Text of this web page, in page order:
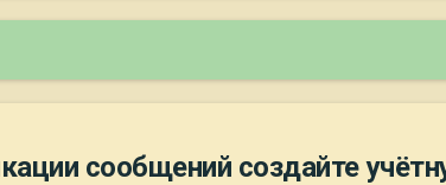
сообщений создайте